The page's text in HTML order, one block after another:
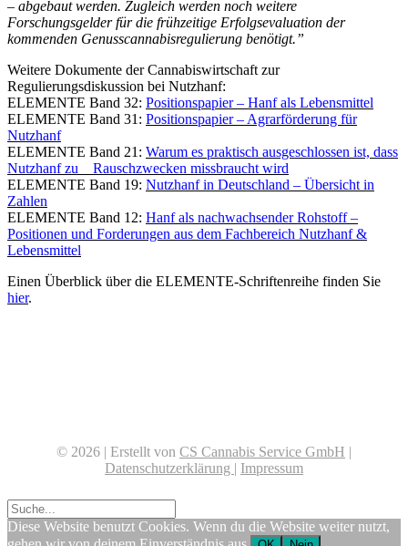
– abgebaut werden. Zugleich werden noch weitere
Forschungsgelder für die frühzeitige Erfolgsevaluation der
kommenden Genusscannabisregulierung benötigt.”
Weitere Dokumente der Cannabiswirtschaft zur
Regulierungsdiskussion bei Nutzhanf:
ELEMENTE Band 32: Positionspapier – Hanf als Lebensmittel
ELEMENTE Band 31: Positionspapier – Agrarförderung für
Nutzhanf
ELEMENTE Band 21: Warum es praktisch ausgeschlossen ist, dass
Nutzhanf zu Rauschzwecken missbraucht wird
ELEMENTE Band 19: Nutzhanf in Deutschland – Übersicht in
Zahlen
ELEMENTE Band 12: Hanf als nachwachsender Rohstoff –
Positionen und Forderungen aus dem Fachbereich Nutzhanf &
Lebensmittel
Einen Überblick über die ELEMENTE-Schriftenreihe finden Sie
hier.
© 2026 | Erstellt von CS Cannabis Service GmbH |
Datenschutzerklärung | Impressum
Diese Website benutzt Cookies. Wenn du die Website weiter nutzt,